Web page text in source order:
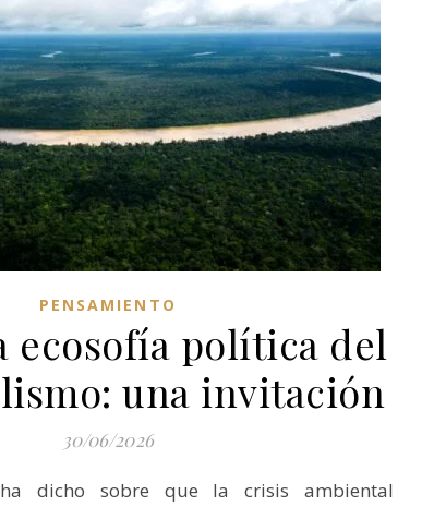
PENSAMIENTO
ecosofía política del
una invitación
30/06/2026
dicho sobre que la crisis ambiental